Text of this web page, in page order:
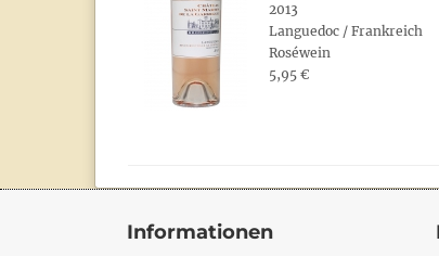
2013
Languedoc / Frankreich
Roséwein
5,95 €
Informationen